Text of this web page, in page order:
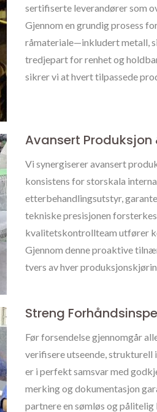
sertifiserte leverandører som
Gjennom en grundig prosess
råmateriale—inkludert metall,
tredjepart for renhet og
sikrer vi at hvert tilpassede
Avansert Produksjon
Vi synergiserer avansert
konsistens for storskala
etterbehandlingsutstyr,
tekniske presisjonen
kvalitetskontrollteam utfører
Gjennom denne proaktive
tvers av hver
Streng
Før forsendelse gjennomgår
verifisere utseende,
er i perfekt samsvar med
merking og dokumentasjon
partnere en sømløs og pålitelig